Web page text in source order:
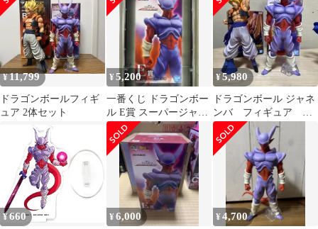
FILM
¥11,799
ドラゴンボールフィギ
ュア 2体セット
¥5,200
一番くじ ドラゴンボー
ル E賞 スーパージャネ
ンバ
¥5,980
ドラゴンボール ジャネ
ンバ フィギュア 一
番くじ e賞 など
¥660 ¥6,000 ¥4,700